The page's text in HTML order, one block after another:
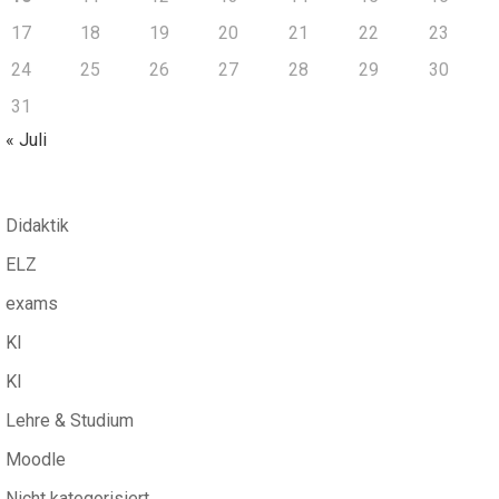
17
18 19 20 21 22
23
24
25 26 27 28 29
30
31
« Juli
Didaktik
ELZ
exams
KI
KI
Lehre & Studium
Moodle